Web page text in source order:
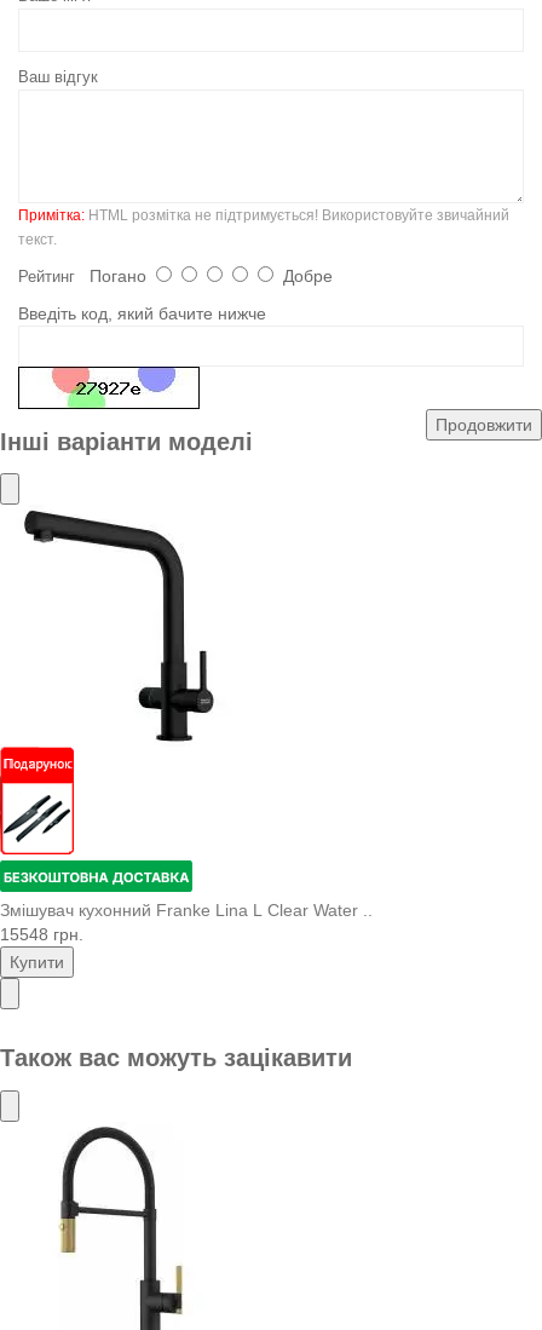
Ваш відгук
Примітка: HTML розмітка не підтримується! Використовуйте звичайний
текст.
Рейтинг Погано
Добре
Введіть код, який бачите нижче
Продовжити
Інші варіанти моделі
Змішувач кухонний Franke Lina L Clear Water ..
15548 грн.
Купити
Також вас можуть зацікавити